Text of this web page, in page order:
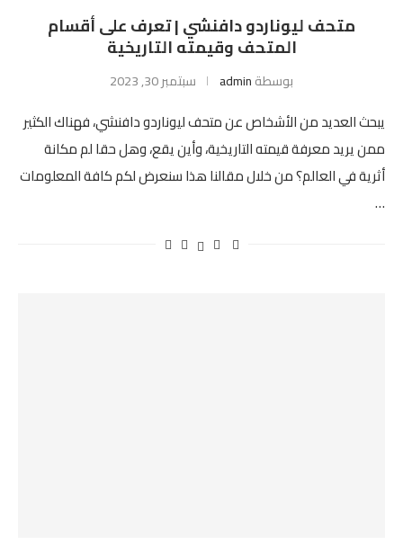
متحف ليوناردو دافنشي | تعرف على أقسام
المتحف وقيمته التاريخية
بوسطةadmin سبتمبر 30, 2023
يبحث العديد من الأشخاص عن متحف ليوناردو دافنشي، فهناك الكثير
ممن يريد معرفة قيمته التاريخية، وأين يقع، وهل حقا لم مكانة
أثرية في العالم؟ من خلال مقالنا هذا سنعرض لكم كافة المعلومات
…